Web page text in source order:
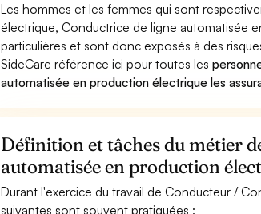
Les hommes et les femmes qui sont
électrique, Conductrice de ligne automatisée
particulières et sont donc exposés à des
SideCare référence ici pour toutes les
automatisée en production électrique les
Définition et tâches du métier
automatisée en production
Durant l'exercice du travail de Conducteur /
suivantes sont souvent pratiquées :